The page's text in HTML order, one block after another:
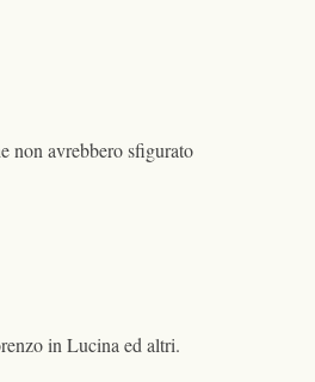
non avrebbero sfigurato
in Lucina ed altri.